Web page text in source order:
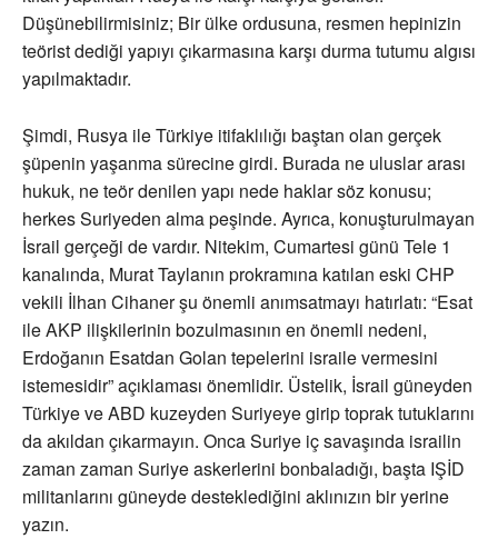
Düşünebilirmisiniz; Bir ülke ordusuna, resmen hepinizin
teörist dediği yapıyı çıkarmasına karşı durma tutumu algısı
yapılmaktadır.
Şimdi, Rusya ile Türkiye itifaklılığı baştan olan gerçek
şüpenin yaşanma sürecine girdi. Burada ne uluslar arası
hukuk, ne teör denilen yapı nede haklar söz konusu;
herkes Suriyeden alma peşinde. Ayrıca, konuşturulmayan
İsrail gerçeği de vardır. Nitekim, Cumartesi günü Tele 1
kanalında, Murat Taylanın prokramına katılan eski CHP
vekili İlhan Cihaner şu önemli anımsatmayı hatırlatı: “Esat
ile AKP ilişkilerinin bozulmasının en önemli nedeni,
Erdoğanın Esatdan Golan tepelerini israile vermesini
istemesidir” açıklaması önemlidir. Üstelik, İsrail güneyden
Türkiye ve ABD kuzeyden Suriyeye girip toprak tutuklarını
da akıldan çıkarmayın. Onca Suriye iç savaşında israilin
zaman zaman Suriye askerlerini bonbaladığı, başta IŞİD
militanlarını güneyde desteklediğini aklınızın bir yerine
yazın.